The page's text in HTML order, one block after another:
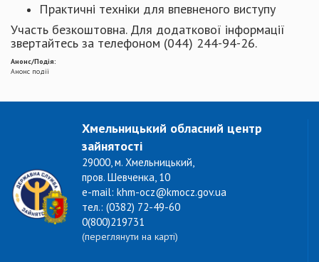
Практичні техніки для впевненого виступу
Участь безкоштовна. Для додаткової інформації
звертайтесь за телефоном (044) 244-94-26.
Анонс/Подія:
Анонс події
Хмельницький обласний центр
зайнятості
29000, м. Хмельницький,
пров. Шевченка, 10
e-mail: khm-ocz@kmocz.gov.ua
тел.: (0382) 72-49-60
0(800)219731
(переглянути на карті)